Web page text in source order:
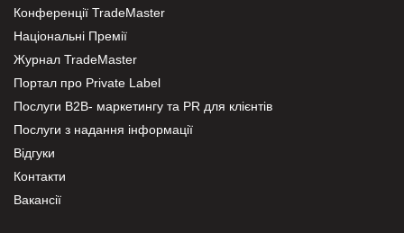
Конференції TradeMaster
Національні Премії
Журнал TradeMaster
Портал про Private Label
Послуги В2В- маркетингу та PR для клієнтів
Послуги з надання інформації
Відгуки
Контакти
Вакансії